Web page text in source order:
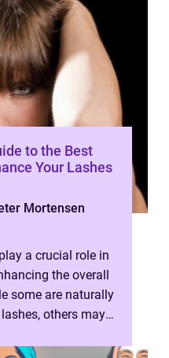
to the Best
Your Lashes
Mortensen
a crucial role in
the overall
some are naturally
others may